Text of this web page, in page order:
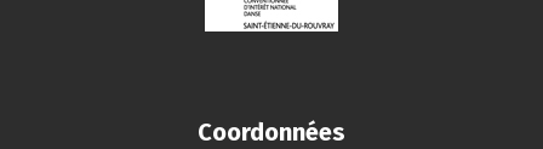
Coordonnées